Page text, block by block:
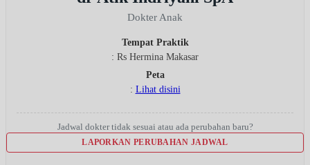
Dokter Anak
Tempat Praktik
: Rs Hermina Makasar
Peta
: Lihat disini
Jadwal dokter tidak sesuai atau ada perubahan baru?
LAPORKAN PERUBAHAN JADWAL